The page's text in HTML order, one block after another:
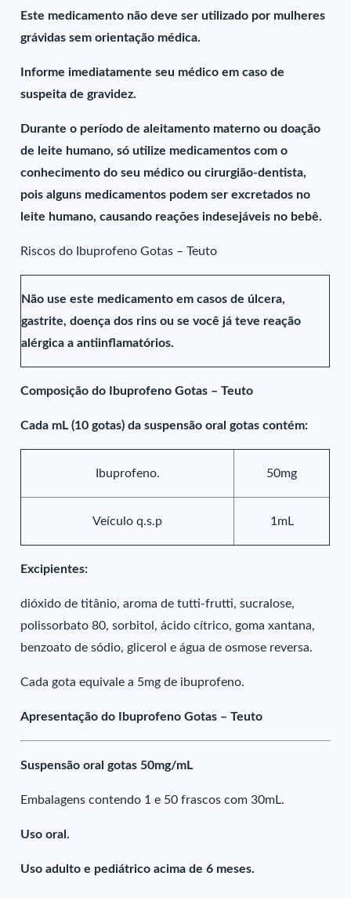
Este medicamento não deve ser utilizado por mulheres
grávidas sem orientação médica.
Informe imediatamente seu médico em caso de
suspeita de gravidez.
Durante o período de aleitamento materno ou doação
de leite humano, só utilize medicamentos com o
conhecimento do seu médico ou cirurgião-dentista,
pois alguns medicamentos podem ser excretados no
leite humano, causando reações indesejáveis no bebê.
Riscos do Ibuprofeno Gotas – Teuto
Não use este medicamento em casos de úlcera,
gastrite, doença dos rins ou se você já teve reação
alérgica a antiinflamatórios.
Composição do Ibuprofeno Gotas – Teuto
Cada mL (10 gotas) da suspensão oral gotas contém:
Ibuprofeno. 50mg
Veículo q.s.p 1mL
Excipientes:
dióxido de titânio, aroma de tutti-frutti, sucralose,
polissorbato 80, sorbitol, ácido cítrico, goma xantana,
benzoato de sódio, glicerol e água de osmose reversa.
Cada gota equivale a 5mg de ibuprofeno.
Apresentação do Ibuprofeno Gotas – Teuto
Suspensão oral gotas 50mg/mL
Embalagens contendo 1 e 50 frascos com 30mL.
Uso oral.
Uso adulto e pediátrico acima de 6 meses.